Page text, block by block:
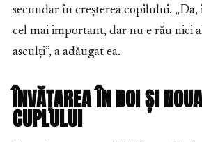
secundar în creșterea copilului.
cel mai important, dar nu e rău nici
asculți”, a adăugat ea.
ÎNVĂȚAREA ÎN DOI ȘI
CUPLULUI